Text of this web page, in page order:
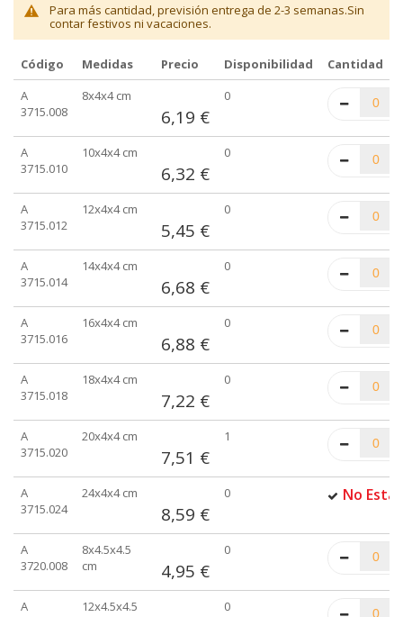
Para más cantidad, previsión entrega de 2-3 semanas.Sin
contar festivos ni vacaciones.
de
agrupados
Código Medidas Precio Disponibilidad
Cantidad
A
3715.008
8x4x4 cm
6,19 €
0
A
3715.010
10x4x4 cm
6,32 €
0
A
3715.012
12x4x4 cm
5,45 €
0
A
3715.014
14x4x4 cm
6,68 €
0
A
3715.016
16x4x4 cm
6,88 €
0
A
3715.018
18x4x4 cm
7,22 €
0
A
3715.020
20x4x4 cm
7,51 €
1
A
3715.024
24x4x4 cm
8,59 €
0 No Está
A
3720.008
8x4.5x4.5
cm
4,95 €
0
A
12x4.5x4.5
0